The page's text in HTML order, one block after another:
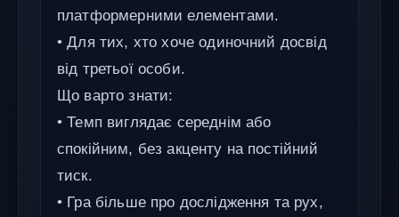
платформерними елементами.
• Для тих, хто хоче одиночний досвід
від третьої особи.
Що варто знати:
• Темп виглядає середнім або
спокійним, без акценту на постійний
тиск.
• Гра більше про дослідження та рух,